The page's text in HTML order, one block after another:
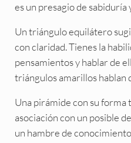
es un presagio de
Un triángulo equilátero
con claridad. Tienes la
pensamientos y hablar de
triángulos amarillos hablan
Una pirámide con su
asociación con un posible
un hambre de